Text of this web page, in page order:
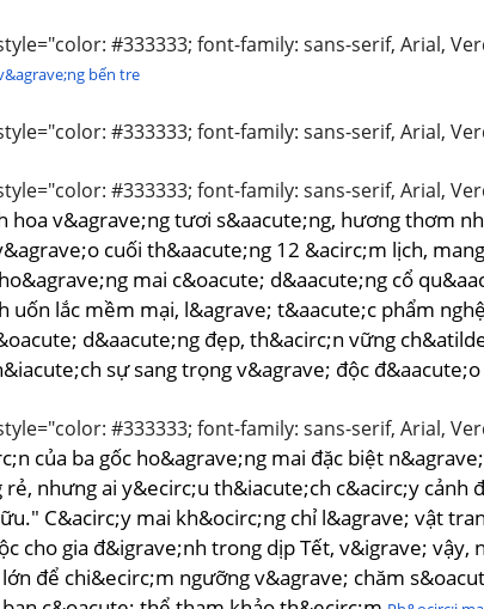
#333333; font-family: sans-serif, Arial,
bến tre
#333333; font-family: sans-serif, Arial,
#333333; font-family: sans-serif, Arial,
hoa v&agrave;ng tươi s&aacute;ng, hương thơm
cuối th&aacute;ng 12 &acirc;m lịch,
mai c&oacute; d&aacute;ng cổ
uốn lắc mềm mại, l&agrave; t&aacute;c phẩm
d&aacute;ng đẹp, th&acirc;n vững
sự sang trọng v&agrave; độc
#333333; font-family: sans-serif, Arial,
của ba gốc ho&agrave;ng mai đặc biệt
nhưng ai y&ecirc;u th&iacute;ch c&acirc;y
C&acirc;y mai kh&ocirc;ng chỉ l&agrave; vật
cho gia đ&igrave;nh trong dịp Tết, v&igrave;
để chi&ecirc;m ngưỡng v&agrave; chăm